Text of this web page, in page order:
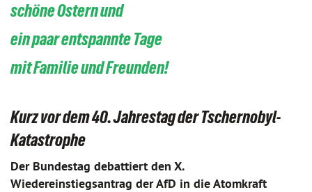
schöne Ostern und
ein paar entspannte Tage
mit Familie und Freunden!
Kurz vor dem 40. Jahrestag der Tschernobyl-
Katastrophe
Der Bundestag debattiert den X.
Wiedereinstiegsantrag der AfD in die Atomkraft